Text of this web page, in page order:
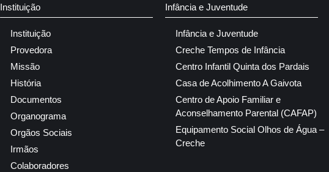
Instituição
Instituição
Provedora
Missão
História
Documentos
Organograma
Orgãos Sociais
Irmãos
Colaboradores
Infância e Juventude
Infância e Juventude
Creche Tempos de Infância
Centro Infantil Quinta dos Pardais
Casa de Acolhimento A Gaivota
Centro de Apoio Familiar e
Aconselhamento Parental (CAFAP)
Equipamento Social Olhos de Água –
Creche